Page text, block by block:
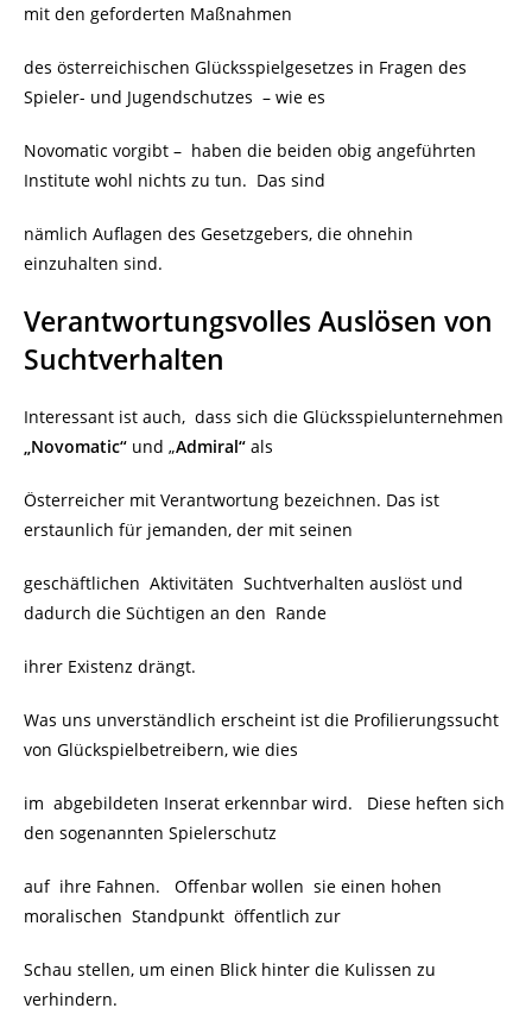
mit den geforderten Maßnahmen
des österreichischen Glücksspielgesetzes in Fragen des
Spieler- und Jugendschutzes – wie es
Novomatic vorgibt – haben die beiden obig angeführten
Institute wohl nichts zu tun. Das sind
nämlich Auflagen des Gesetzgebers, die ohnehin
einzuhalten sind.
Verantwortungsvolles Auslösen von
Suchtverhalten
Interessant ist auch, dass sich die Glücksspielunternehmen
„Novomatic“ und „Admiral“ als
Österreicher mit Verantwortung bezeichnen. Das ist
erstaunlich für jemanden, der mit seinen
geschäftlichen Aktivitäten Suchtverhalten auslöst und
dadurch die Süchtigen an den Rande
ihrer Existenz drängt.
Was uns unverständlich erscheint ist die Profilierungssucht
von Glückspielbetreibern, wie dies
im abgebildeten Inserat erkennbar wird. Diese heften sich
den sogenannten Spielerschutz
auf ihre Fahnen. Offenbar wollen sie einen hohen
moralischen Standpunkt öffentlich zur
Schau stellen, um einen Blick hinter die Kulissen zu
verhindern.